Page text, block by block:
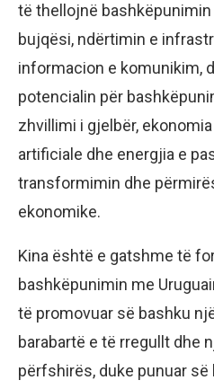
të thellojnë
bujqësi, ndërtimin e
informacion e komunikim,
potencialin për
zhvillimi i gjelbër,
artificiale dhe energjia e
transformimin dhe
ekonomike.
Kina është e gatshme të
bashkëpunimin me
të promovuar së bashku
barabartë e të rregullt dhe
përfshirës, ​​duke punuar